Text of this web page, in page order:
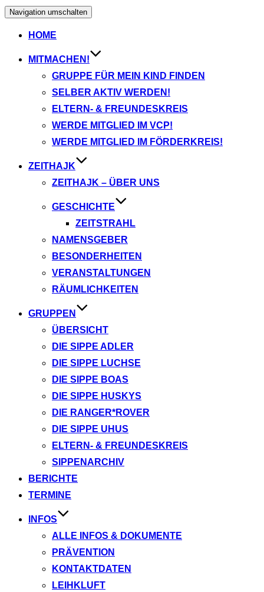
Navigation umschalten
HOME
MITMACHEN!
GRUPPE FÜR MEIN KIND FINDEN
SELBER AKTIV WERDEN!
ELTERN- & FREUNDESKREIS
WERDE MITGLIED IM VCP!
WERDE MITGLIED IM FÖRDERKREIS!
ZEITHAJK
ZEITHAJK – ÜBER UNS
GESCHICHTE
ZEITSTRAHL
NAMENSGEBER
BESONDERHEITEN
VERANSTALTUNGEN
RÄUMLICHKEITEN
GRUPPEN
ÜBERSICHT
DIE SIPPE ADLER
DIE SIPPE LUCHSE
DIE SIPPE BOAS
DIE SIPPE HUSKYS
DIE RANGER*ROVER
DIE SIPPE UHUS
ELTERN- & FREUNDESKREIS
SIPPENARCHIV
BERICHTE
TERMINE
INFOS
ALLE INFOS & DOKUMENTE
PRÄVENTION
KONTAKTDATEN
LEIHKLUFT